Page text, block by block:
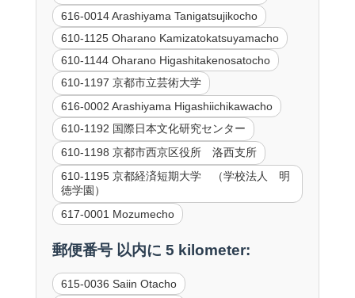
616-0014 Arashiyama Tanigatsujikocho
610-1125 Oharano Kamizatokatsuyamacho
610-1144 Oharano Higashitakenosatocho
610-1197 京都市立芸術大学
616-0002 Arashiyama Higashiichikawacho
610-1192 国際日本文化研究センター
610-1198 京都市西京区役所 洛西支所
610-1195 京都経済短期大学 （学校法人 明
徳学園）
617-0001 Mozumecho
郵便番号 以内に 5 kilometer:
615-0036 Saiin Otacho